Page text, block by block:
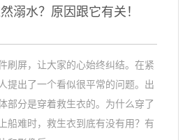
溺水？原因跟它有关！
刷屏，让大家的心始终纠结。在紧
提出了一个看似很平常的问题。出
部分是穿着救生衣的。为什么穿了
船难时，救生衣到底有没有用？有